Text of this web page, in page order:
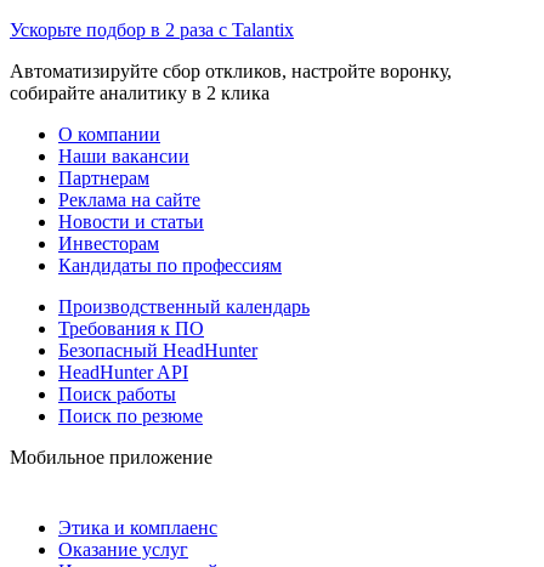
Ускорьте подбор в 2 раза с Talantix
Автоматизируйте сбор откликов, настройте воронку,
собирайте аналитику в 2 клика
О компании
Наши вакансии
Партнерам
Реклама на сайте
Новости и статьи
Инвесторам
Кандидаты по профессиям
Производственный календарь
Требования к ПО
Безопасный HeadHunter
HeadHunter API
Поиск работы
Поиск по резюме
Мобильное приложение
Этика и комплаенс
Оказание услуг